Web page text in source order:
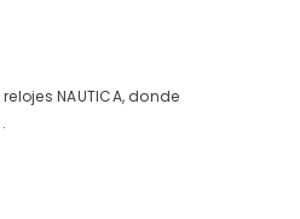
NAUTICA, donde